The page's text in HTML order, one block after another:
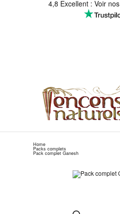
4,8 Excellent : Voir nos
Home
Packs complets
Pack complet Ganesh